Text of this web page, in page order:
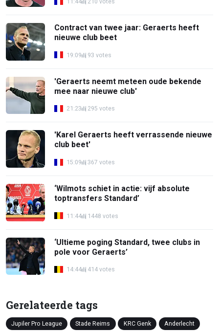
Contract van twee jaar: Geraerts heeft
nieuwe club beet
19:09 93 votes
'Geraerts neemt meteen oude bekende
mee naar nieuwe club'
21:23 295 votes
'Karel Geraerts heeft verrassende nieuwe
club beet'
15:09 367 votes
‘Wilmots schiet in actie: vijf absolute
toptransfers Standard’
11:44 1448 votes
‘Ultieme poging Standard, twee clubs in
pole voor Geraerts’
14:44 414 votes
Gerelateerde tags
Jupiler Pro League Stade Reims KRC Genk Anderlecht